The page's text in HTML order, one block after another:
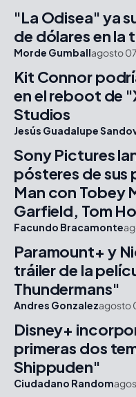
"La Odisea" ya
de dólares en la
Morde Gumballagosto
Kit Connor
en el reboot de
Studios
Jesús Guadalupe
Sony Pictures
pósteres de sus
Man con Tobey
Garfield, Tom
Facundo Bracamonte
Paramount+ y
tráiler de la
Thundermans"
Andres Gonzalezagosto
Disney+
primeras dos
Shippuden"
Ciudadano Random